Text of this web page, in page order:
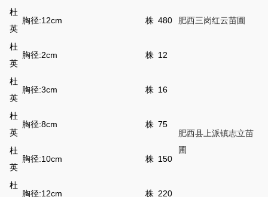
杜
英
胸径:12cm 株 480 肥西三岗红云苗圃
杜
英
胸径:2cm 株 12
肥西县上派镇志立苗
圃
杜
英
胸径:3cm 株 16
杜
英
胸径:8cm 株 75
杜
英
胸径:10cm 株 150
杜
胸径:12cm
株 220